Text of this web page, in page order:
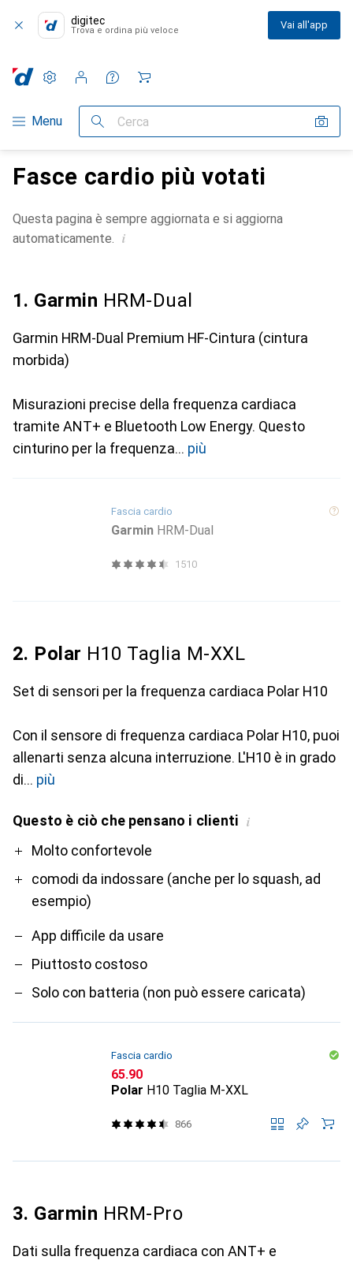
digitec
Trova e ordina più veloce Vai all'app
Categoria Navigazione
Menu Cerca
Impostazioni
Conto cliente
Liste di confronto
Liste dei desideri
Carrello
Fasce cardio più votati
Questa pagina è sempre aggiornata e si aggiorna
automaticamente. i
1. Garmin HRM-Dual
Garmin HRM-Dual Premium HF-Cintura (cintura
morbida)
Misurazioni precise della frequenza cardiaca
tramite ANT+ e Bluetooth Low Energy. Questo
cinturino per la frequenza
più
Fascia cardio
Garmin HRM-Dual
1510
2. Polar H10 Taglia M-XXL
Set di sensori per la frequenza cardiaca Polar H10
Con il sensore di frequenza cardiaca Polar H10, puoi
allenarti senza alcuna interruzione. L'H10 è in grado
di
più
Questo è ciò che pensano i clienti i
ProMolto confortevole
comodi da indossare (anche per lo squash, ad
esempio)
Contro
App difficile da usare
Piuttosto costoso
Solo con batteria (non può essere caricata)
Fascia cardio
CHF
65.90
Polar H10 Taglia M-XXL
866
3. Garmin HRM-Pro
Dati sulla frequenza cardiaca con ANT+ e